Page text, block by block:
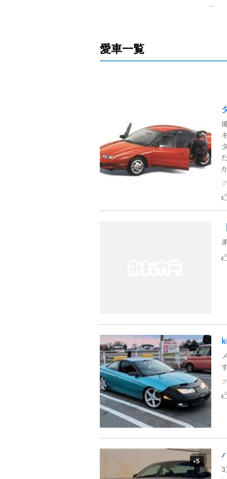
...
愛車一覧
+5
3